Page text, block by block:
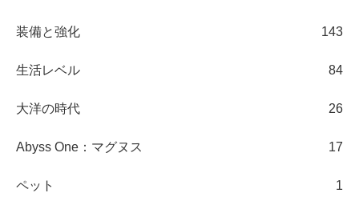
装備と強化 143
生活レベル 84
大洋の時代 26
Abyss One：マグヌス 17
ペット 1